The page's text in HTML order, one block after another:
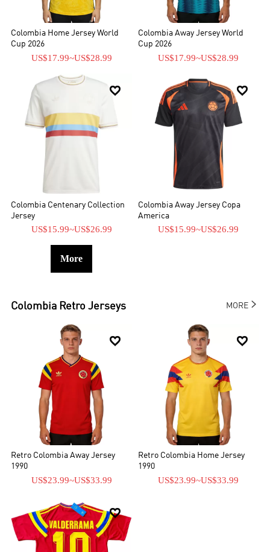
este artículo se centrará en la versión retro 2008/09, que es una
equipación totalmente negra con ribetes grises a cada lado de la
camiseta y en la parte inferior del pantalón. Aquí en la tienda
camisetasfutbol.cn le ofrecemos las camisetas de fútbol más
nuevas y las camisetas de Retro de las temporadas pasadas pero
Colombia Home Jersey World
Cup 2026
US$17.99~US$28.99
Colombia Away Jersey World
Cup 2026
US$17.99~US$28.99

Colombia Centenary Collection
Jersey
US$15.99~US$26.99

Colombia Away Jersey Copa
America
US$15.99~US$26.99
More
Colombia Retro Jerseys MORE

Retro Colombia Away Jersey
1990
US$23.99~US$33.99

Retro Colombia Home Jersey
1990
US$23.99~US$33.99
